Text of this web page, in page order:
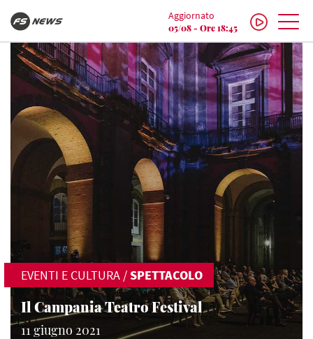
Aggiornato
05/08 - Ore 18:45
EVENTI E CULTURA /SPETTACOLO
Il Campania Teatro Festival
11 giugno 2021